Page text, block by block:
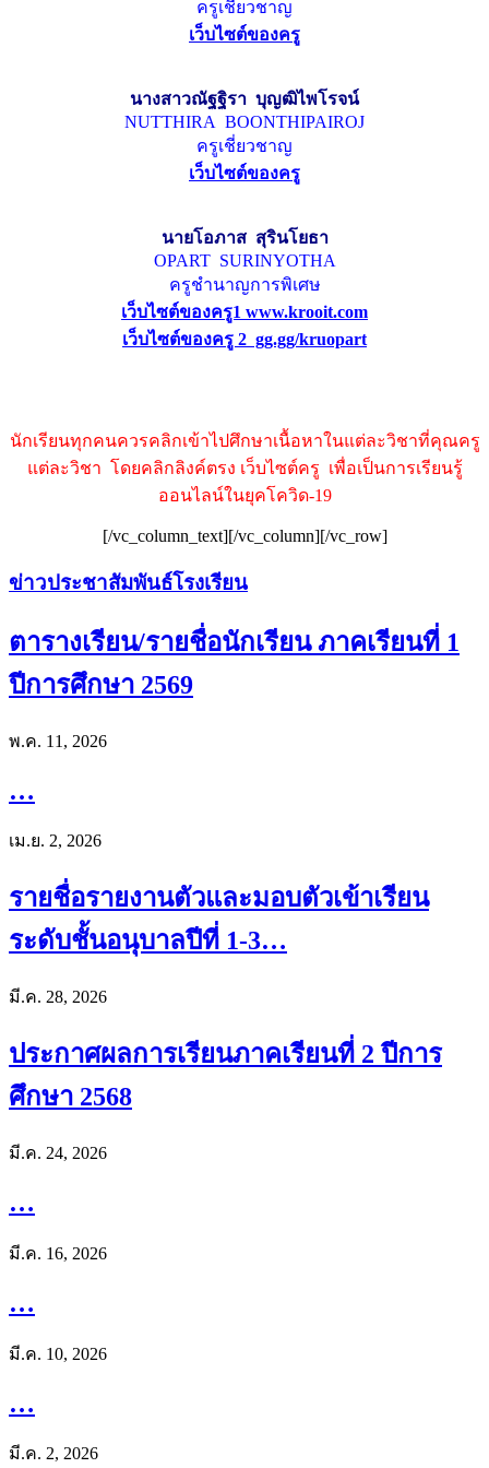
ครูเชี่ยวชาญ
เว็บไซต์ของครู
นางสาวณัฐฐิรา บุญฒิไพโรจน์
NUTTHIRA BOONTHIPAIROJ
ครูเชี่ยวชาญ
เว็บไซต์ของครู
นายโอภาส สุรินโยธา
OPART SURINYOTHA
ครูชำนาญการพิเศษ
เว็บไซต์ของครู1 www.krooit.com
เว็บไซต์ของครู 2 gg.gg/kruopart
นักเรียนทุกคนควรคลิกเข้าไปศึกษาเนื้อหาในแต่ละวิชาที่คุณครู
แต่ละวิชา โดยคลิกลิงค์ตรง เว็บไซต์ครู เพื่อเป็นการเรียนรู้
ออนไลน์ในยุคโควิด-19
[/vc_column_text][/vc_column][/vc_row]
ข่าวประชาสัมพันธ์โรงเรียน
ตารางเรียน/รายชื่อนักเรียน ภาคเรียนที่ 1
ปีการศึกษา 2569
พ.ค. 11, 2026
…
เม.ย. 2, 2026
รายชื่อรายงานตัวและมอบตัวเข้าเรียน
ระดับชั้นอนุบาลปีที่ 1-3…
มี.ค. 28, 2026
ประกาศผลการเรียนภาคเรียนที่ 2 ปีการ
ศึกษา 2568
มี.ค. 24, 2026
…
มี.ค. 16, 2026
…
มี.ค. 10, 2026
…
มี.ค. 2, 2026